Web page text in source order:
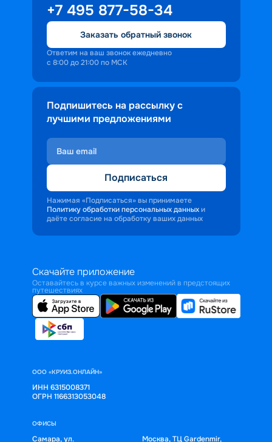
+7 495 877-58-34
Заказать обратный звонок
Ответим на ваш звонок ежедневно
с 8:00 до 21:00 по МСК
Подпишитесь на рассылку с
лучшими предложениями
Подписаться
Нажимая «Подписаться» вы принимаете
Политику обработки персональных данных и
даёте согласие на обработку ваших данных
Скачайте приложение
Оставайтесь в курсе важных изменений в предстоящих
путешествиях
ООО «КРУИЗ.ОНЛАЙН»
ИНН 6315008371
ОГРН 1166313053048
ОФИСЫ
Самара, ул. Москва, ТЦ Gardenmir,